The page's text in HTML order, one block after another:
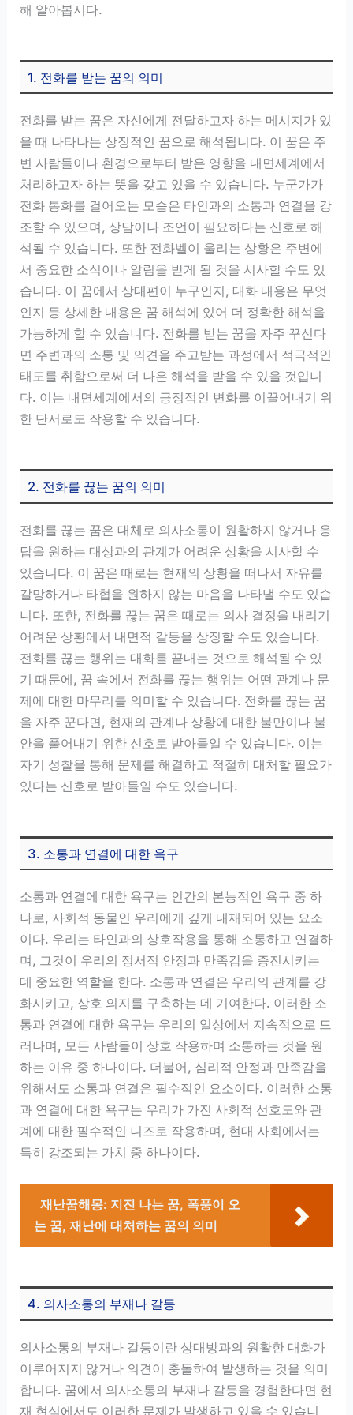
해 알아봅시다.
1. 전화를 받는 꿈의 의미
전화를 받는 꿈은 자신에게 전달하고자 하는 메시지가 있
을 때 나타나는 상징적인 꿈으로 해석됩니다. 이 꿈은 주
변 사람들이나 환경으로부터 받은 영향을 내면세계에서
처리하고자 하는 뜻을 갖고 있을 수 있습니다. 누군가가
전화 통화를 걸어오는 모습은 타인과의 소통과 연결을 강
조할 수 있으며, 상담이나 조언이 필요하다는 신호로 해
석될 수 있습니다. 또한 전화벨이 울리는 상황은 주변에
서 중요한 소식이나 알림을 받게 될 것을 시사할 수도 있
습니다. 이 꿈에서 상대편이 누구인지, 대화 내용은 무엇
인지 등 상세한 내용은 꿈 해석에 있어 더 정확한 해석을
가능하게 할 수 있습니다. 전화를 받는 꿈을 자주 꾸신다
면 주변과의 소통 및 의견을 주고받는 과정에서 적극적인
태도를 취함으로써 더 나은 해석을 받을 수 있을 것입니
다. 이는 내면세계에서의 긍정적인 변화를 이끌어내기 위
한 단서로도 작용할 수 있습니다.
2. 전화를 끊는 꿈의 의미
전화를 끊는 꿈은 대체로 의사소통이 원활하지 않거나 응
답을 원하는 대상과의 관계가 어려운 상황을 시사할 수
있습니다. 이 꿈은 때로는 현재의 상황을 떠나서 자유를
갈망하거나 타협을 원하지 않는 마음을 나타낼 수도 있습
니다. 또한, 전화를 끊는 꿈은 때로는 의사 결정을 내리기
어려운 상황에서 내면적 갈등을 상징할 수도 있습니다.
전화를 끊는 행위는 대화를 끝내는 것으로 해석될 수 있
기 때문에, 꿈 속에서 전화를 끊는 행위는 어떤 관계나 문
제에 대한 마무리를 의미할 수 있습니다. 전화를 끊는 꿈
을 자주 꾼다면, 현재의 관계나 상황에 대한 불만이나 불
안을 풀어내기 위한 신호로 받아들일 수 있습니다. 이는
자기 성찰을 통해 문제를 해결하고 적절히 대처할 필요가
있다는 신호로 받아들일 수도 있습니다.
3. 소통과 연결에 대한 욕구
소통과 연결에 대한 욕구는 인간의 본능적인 욕구 중 하
나로, 사회적 동물인 우리에게 깊게 내재되어 있는 요소
이다. 우리는 타인과의 상호작용을 통해 소통하고 연결하
며, 그것이 우리의 정서적 안정과 만족감을 증진시키는
데 중요한 역할을 한다. 소통과 연결은 우리의 관계를 강
화시키고, 상호 의지를 구축하는 데 기여한다. 이러한 소
통과 연결에 대한 욕구는 우리의 일상에서 지속적으로 드
러나며, 모든 사람들이 상호 작용하며 소통하는 것을 원
하는 이유 중 하나이다. 더불어, 심리적 안정과 만족감을
위해서도 소통과 연결은 필수적인 요소이다. 이러한 소통
과 연결에 대한 욕구는 우리가 가진 사회적 선호도와 관
계에 대한 필수적인 니즈로 작용하며, 현대 사회에서는
특히 강조되는 가치 중 하나이다.
재난꿈해몽: 지진 나는 꿈, 폭풍이 오
는 꿈, 재난에 대처하는 꿈의 의미
4. 의사소통의 부재나 갈등
의사소통의 부재나 갈등이란 상대방과의 원활한 대화가
이루어지지 않거나 의견이 충돌하여 발생하는 것을 의미
합니다. 꿈에서 의사소통의 부재나 갈등을 경험한다면 현
재 현실에서도 이러한 문제가 발생하고 있을 수 있습니